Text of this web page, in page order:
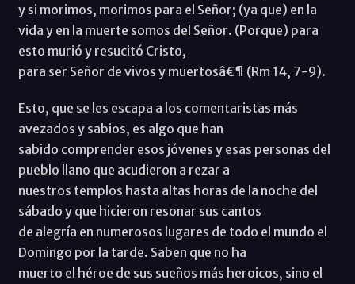
y si morimos, morimos para el Señor; (ya que) en la
vida y en la muerte somos del Señor. (Porque) para
esto murió y resucitó Cristo,
para ser Señor de vivos y muertosâ€¶ (Rm 14, 7-9).
Esto, que se les escapa a los comentaristas más
avezados y sabios, es algo que han
sabido comprender esos jóvenes y esas personas del
pueblo llano que acudieron a rezar a
nuestros templos hasta altas horas de la noche del
sábado y que hicieron resonar sus cantos
de alegría en numerosos lugares de todo el mundo el
Domingo por la tarde. Saben que no ha
muerto el héroe de sus sueños más heroicos, sino el